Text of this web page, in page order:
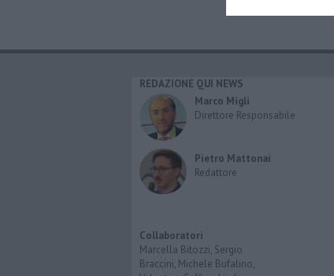
REDAZIONE QUI NEWS
Marco Migli
Direttore Responsabile
Pietro Mattonai
Redattore
Collaboratori
Marcella Bitozzi, Sergio
Braccini, Michele Bufalino,